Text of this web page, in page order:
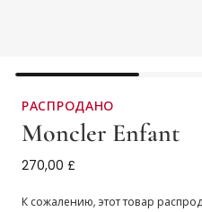
РАСПРОДАНО
Moncler Enfant
Синий утепленный топ из
270,00 £
К сожалению, этот товар